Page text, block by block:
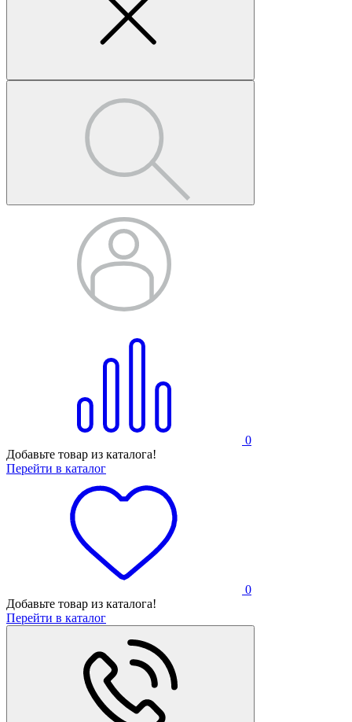
0
Добавьте товар из каталога!
Перейти в каталог
0
Добавьте товар из каталога!
Перейти в каталог